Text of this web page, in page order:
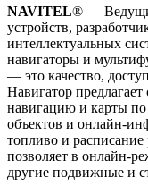
NAVITEL® —
устройств,
интеллектуальных
навигаторы и
— это качество,
Навигатор
навигацию и карты
объектов и онлайн-
топливо и
позволяет в онлайн-
другие подвижные и